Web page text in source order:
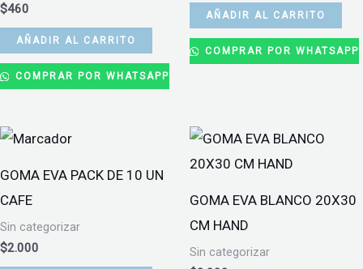
$460
AÑADIR AL CARRITO
COMPRAR POR WHATSAPP
AÑADIR AL CARRITO
COMPRAR POR WHATSAPP
GOMA EVA PACK DE 10 UN
CAFE
Sin categorizar
$2.000
GOMA EVA BLANCO 20X30
CM HAND
Sin categorizar